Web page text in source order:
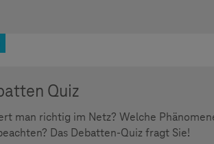
Quiz
man richtig im Netz? Welche
Das Debatten-Quiz fragt Sie!